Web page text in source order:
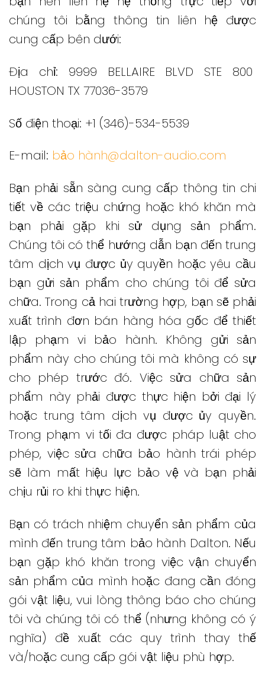
chúng tôi bằng thông tin liên hệ được
cung cấp bên dưới:
Địa chỉ: 9999 BELLAIRE BLVD STE 800
HOUSTON TX 77036-3579
Số điện thoại: +1 (346)-534-5539
E-mail: bảo hành@dalton-audio.com
Bạn phải sẵn sàng cung cấp thông tin chi
tiết về các triệu chứng hoặc khó khăn mà
bạn phải gặp khi sử dụng sản phẩm.
Chúng tôi có thể hướng dẫn bạn đến trung
tâm dịch vụ được ủy quyền hoặc yêu cầu
bạn gửi sản phẩm cho chúng tôi để sửa
chữa.Trong cả hai trường hợp, bạn sẽ phải
xuất trình đơn bán hàng hóa gốc để thiết
lập phạm vi bảo hành. Không gửi sản
phẩm này cho chúng tôi mà không có sự
cho phép trước đó. Việc sửa chữa sản
phẩm này phải được thực hiện bởi đại lý
hoặc trung tâm dịch vụ được ủy quyền.
Trong phạm vi tối đa được pháp luật cho
phép, việc sửa chữa bảo hành trái phép
sẽ làm mất hiệu lực bảo vệ và bạn phải
chịu rủi ro khi thực hiện.
Bạn có trách nhiệm chuyển sản phẩm của
mình đến trung tâm bảo hành Dalton. Nếu
bạn gặp khó khăn trong việc vận chuyển
sản phẩm của mình hoặc đang cần đóng
gói vật liệu, vui lòng thông báo cho chúng
tôi và chúng tôi có thể (nhưng không có ý
nghĩa) đề xuất các quy trình thay thế
và/hoặc cung cấp gói vật liệu phù hợp.